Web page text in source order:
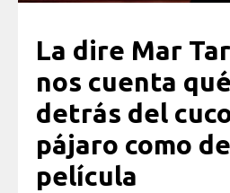
La dire Mar
nos cuenta
detrás del
pájaro como
película